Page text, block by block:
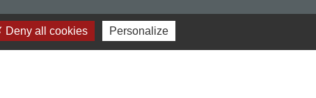
Deny all cookies Personalize